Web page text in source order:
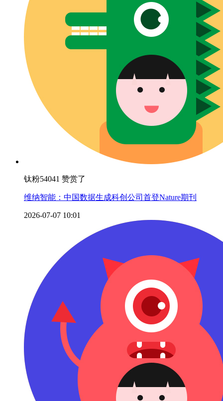
钛粉54041 赞赏了
维纳智能：中国数据生成科创公司首登Nature期刊
2026-07-07 10:01